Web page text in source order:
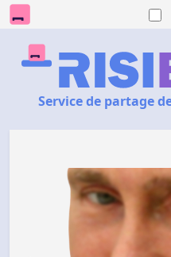
Service de partage